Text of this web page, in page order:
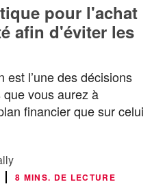
pour l'achat
afin d'éviter les
est l’une des décisions
vous aurez à
financier que sur celui
8 MINS. DE LECTURE